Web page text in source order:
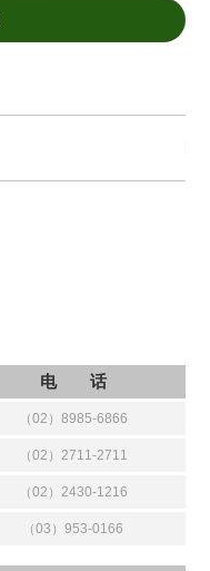
电 话
（02）8985-6866
（02）2711-2711
（02）2430-1216
（03）953-0166